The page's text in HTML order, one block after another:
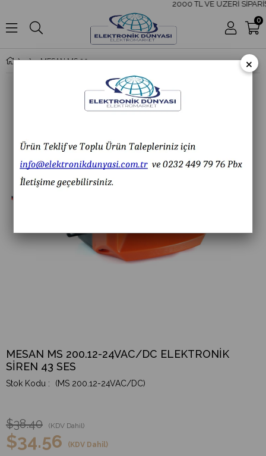
2000 TL VE ÜZERİ
0
MESAN MS 200.12-24VAC/DC ELEKTRONİK SİREN 43 SES
MESAN MS 200.12-24VAC/DC ELEKTRONİK
SİREN 43 SES
(MS 200.12-24VAC/DC)
$38.40 (KDV Dahil)
$34.56 (KDV Dahil)
×